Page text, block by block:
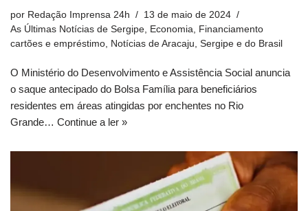
por Redação Imprensa 24h
13 de maio de 2024
As Últimas Notícias de Sergipe
Economia
Financiamento
cartões e empréstimo
Notícias de Aracaju, Sergipe e do Brasil
O Ministério do Desenvolvimento e Assistência Social anuncia
o saque antecipado do Bolsa Família para beneficiários
residentes em áreas atingidas por enchentes no Rio
Grande… Continue a ler »